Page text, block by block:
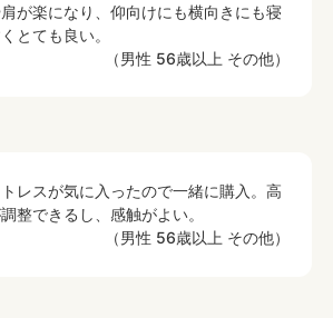
が楽になり、仰向けにも横向きにも寝
とても良い。
（男性 56歳以上 その他）
レスが気に入ったので一緒に購入。高
整できるし、感触がよい。
（男性 56歳以上 その他）